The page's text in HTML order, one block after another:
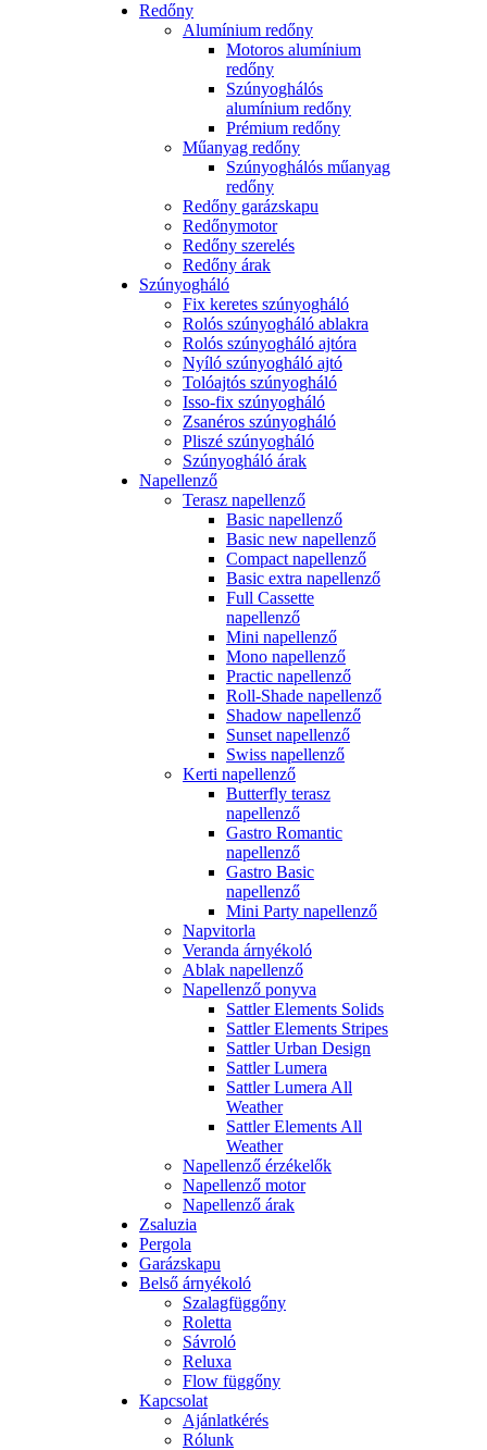
Redőny
Alumínium redőny
Motoros alumínium
redőny
Szúnyoghálós
alumínium redőny
Prémium redőny
Műanyag redőny
Szúnyoghálós műanyag
redőny
Redőny garázskapu
Redőnymotor
Redőny szerelés
Redőny árak
Szúnyogháló
Fix keretes szúnyogháló
Rolós szúnyogháló ablakra
Rolós szúnyogháló ajtóra
Nyíló szúnyogháló ajtó
Tolóajtós szúnyogháló
Isso-fix szúnyogháló
Zsanéros szúnyogháló
Pliszé szúnyogháló
Szúnyogháló árak
Napellenző
Terasz napellenző
Basic napellenző
Basic new napellenző
Compact napellenző
Basic extra napellenző
Full Cassette
napellenző
Mini napellenző
Mono napellenző
Practic napellenző
Roll-Shade napellenző
Shadow napellenző
Sunset napellenző
Swiss napellenző
Kerti napellenző
Butterfly terasz
napellenző
Gastro Romantic
napellenző
Gastro Basic
napellenző
Mini Party napellenző
Napvitorla
Veranda árnyékoló
Ablak napellenző
Napellenző ponyva
Sattler Elements Solids
Sattler Elements Stripes
Sattler Urban Design
Sattler Lumera
Sattler Lumera All
Weather
Sattler Elements All
Weather
Napellenző érzékelők
Napellenző motor
Napellenző árak
Zsaluzia
Pergola
Garázskapu
Belső árnyékoló
Szalagfüggőny
Roletta
Sávroló
Reluxa
Flow függőny
Kapcsolat
Ajánlatkérés
Rólunk